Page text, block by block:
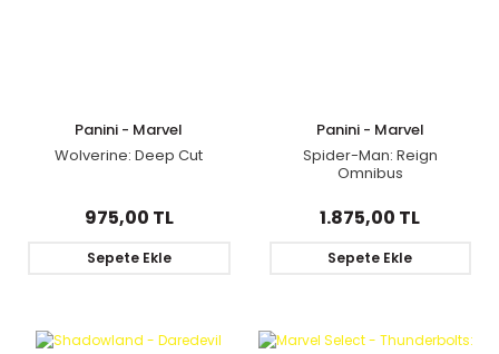
Panini - Marvel
Wolverine: Deep Cut
975,00 TL
Sepete Ekle
Panini - Marvel
Spider-Man: Reign
Omnibus
1.875,00 TL
Sepete Ekle